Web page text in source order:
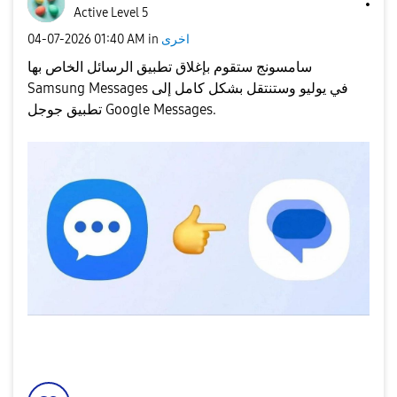
Active Level 5
‎04-07-2026 01:40 AM in اخرى
سامسونج ستقوم بإغلاق تطبيق الرسائل الخاص بها
Samsung Messages في يوليو وستنتقل بشكل كامل إلى
تطبيق جوجل Google Messages.